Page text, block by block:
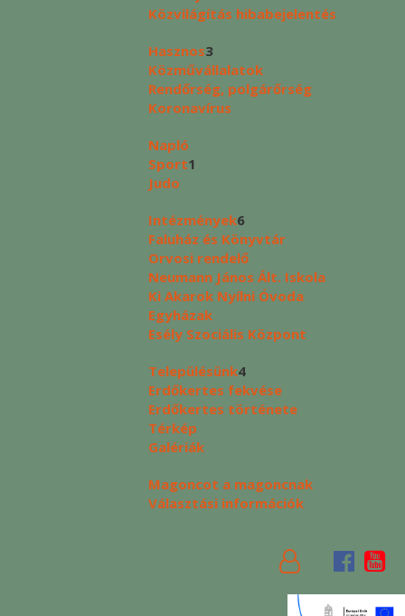
Közvilágítás hibabejelentés
Hasznos3
Közművállalatok
Rendőrség, polgárőrség
Koronavírus
Napló
Sport1
Judo
Intézmények6
Faluház és Könyvtár
Orvosi rendelő
Neumann János Ált. Iskola
Ki Akarok Nyílni Óvoda
Egyházak
Esély Szociális Központ
Településünk4
Erdőkertes fekvése
Erdőkertes története
Térkép
Galériák
Magoncot a magoncnak
Választási információk